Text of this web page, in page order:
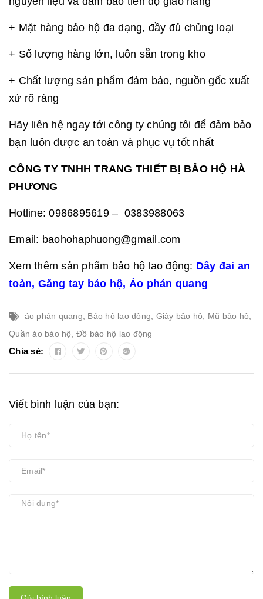
+ Mặt hàng bảo hộ đa dạng, đầy đủ chủng loại
+ Số lượng hàng lớn, luôn sẵn trong kho
+ Chất lượng sản phẩm đảm bảo, nguồn gốc xuất
xứ rõ ràng
Hãy liên hệ ngay tới công ty chúng tôi để đảm bảo
bạn luôn được an toàn và phục vụ tốt nhất
CÔNG TY TNHH TRANG THIẾT BỊ BẢO HỘ HÀ
PHƯƠNG
Hotline: 0986895619 – 0383988063
Email: baohohaphuong@gmail.com
Xem thêm sản phẩm bảo hộ lao động: Dây đai an
toàn, Găng tay bảo hộ, Áo phản quang
áo phản quang Bảo hộ lao động Giày bảo hộ Mũ bảo hộ
Quần áo bảo hộ
Đồ bảo hộ lao động
Chia sẻ:
Viết bình luận của bạn: